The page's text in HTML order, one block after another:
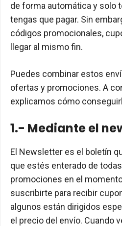
de forma automática y solo
tengas que pagar. Sin
códigos promocionales,
llegar al mismo fin.
Puedes combinar estos
ofertas y promociones. A
explicamos cómo
1.- Mediante el
El Newsletter es el boletín
que estés enterado de
promociones en el
suscribirte para recibir
algunos están dirigidos
el precio del envío. Cuando